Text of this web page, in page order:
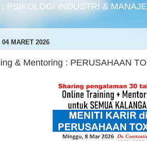
PSIKOLOGI INDUSTRI &
04 MARET 2026
& Mentoring : PERUSAHAAN